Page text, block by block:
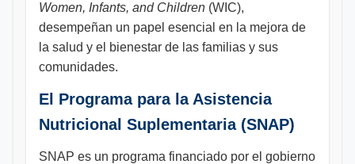
Women, Infants, and Children (WIC),
desempeñan un papel esencial en la mejora de
la salud y el bienestar de las familias y sus
comunidades.
El Programa para la Asistencia
Nutricional Suplementaria (SNAP)
SNAP es un programa financiado por el gobierno